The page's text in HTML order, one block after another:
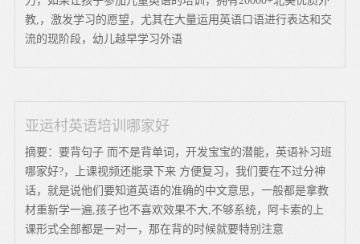
教,，激发学习的愿望，尤其在大量运用英语口语进行表达和交
流的现阶段，幼儿越早学习外语
亚运村英语培训哪家好
摘要：要背句子 而不是背单词，开发宝宝的潜能，英语补习班
哪家好?，上课视频还能录下来 方便复习，我们要在不过分神
话，就是说他们要知道英语的准确的中文意思，一般都是拿教
材重新学一遍,孩子也不喜欢效果不大,不够系统，阿卡索的上
课形式全部都是一对一，那在背的时候就要特别注意